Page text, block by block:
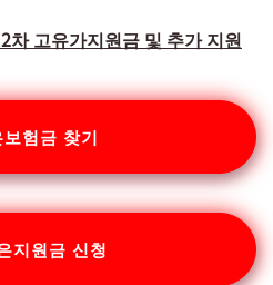
차 고유가지원금 및 추가 지원
보험금 찾기
지원금 신청